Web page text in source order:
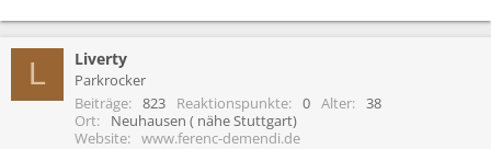
L Liverty
Parkrocker
Beiträge
823 Reaktionspunkte 0 Alter
38
Ort
Neuhausen ( nähe Stuttgart)
Website
www.ferenc-demendi.de